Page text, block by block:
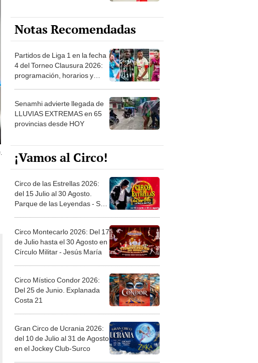
Notas Recomendadas
Partidos de Liga 1 en la fecha
4 del Torneo Clausura 2026:
programación, horarios y
dónde ver
Senamhi advierte llegada de
LLUVIAS EXTREMAS en 65
provincias desde HOY
¡Vamos al Circo!
Circo de las Estrellas 2026:
del 15 Julio al 30 Agosto.
Parque de las Leyendas - San
Miguel
Circo Montecarlo 2026: Del 17
de Julio hasta el 30 Agosto en
Círculo Militar - Jesús María
Circo Místico Condor 2026:
Del 25 de Junio. Explanada
Costa 21
Gran Circo de Ucrania 2026:
del 10 de Julio al 31 de Agosto
en el Jockey Club-Surco